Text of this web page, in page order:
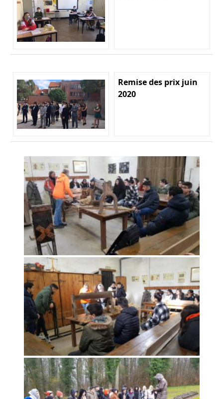
Remise des prix juin
2020